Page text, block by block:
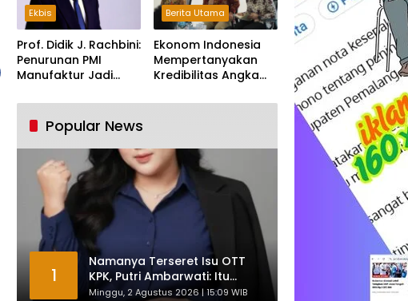
Ekbis
Prof. Didik J. Rachbini:
Penurunan PMI
Manufaktur Jadi
Industri Nasional
Berita Utama
Ekonom Indonesia
Mempertanyakan
Kredibilitas Angka
Tumbuh Tapi Rapuh
Popular News
1
Namanya Terseret Isu OTT
KPK, Putri Ambarwati: Itu
Hanya Kesamaan Nama
Minggu, 2 Agustus 2026 | 15:09 WIB